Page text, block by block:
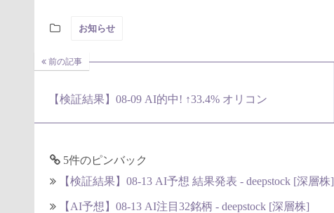
お知らせ
前の記事
【検証結果】08-09 AI的中! ↑33.4% オリコン
5件のピンバック
【検証結果】08-13 AI予想 結果発表 - deepstock [深層株]
【AI予想】08-13 AI注目32銘柄 - deepstock [深層株]